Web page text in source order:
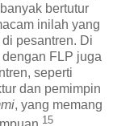
bertutur
inilah yang
di pesantren. Di
FLP juga
seperti
dan pemimpin
, yang memang
15